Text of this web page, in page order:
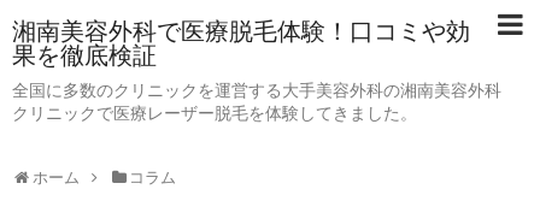
湘南美容外科で医療脱毛体験！口コミや効
果を徹底検証
全国に多数のクリニックを運営する大手美容外科の湘南美容外科
クリニックで医療レーザー脱毛を体験してきました。
ホーム コラム